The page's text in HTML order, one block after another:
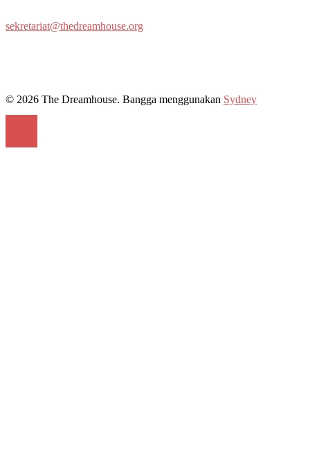
sekretariat@thedreamhouse.org
© 2026 The Dreamhouse. Bangga menggunakan Sydney